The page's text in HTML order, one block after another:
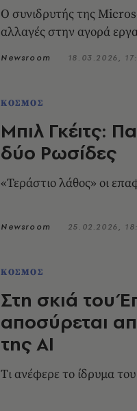
Ο συνιδρυτής της
αλλαγές στην αγορά
Newsroom 18.03.2026,
ΚΟΣΜΟΣ
Μπιλ Γκέιτς:
δύο Ρωσίδες
«Τεράστιο λάθος» οι
Newsroom 25.02.2026,
ΚΟΣΜΟΣ
Στη σκιά του
αποσύρεται
της AI
Tι ανέφερε το ίδρυμα του